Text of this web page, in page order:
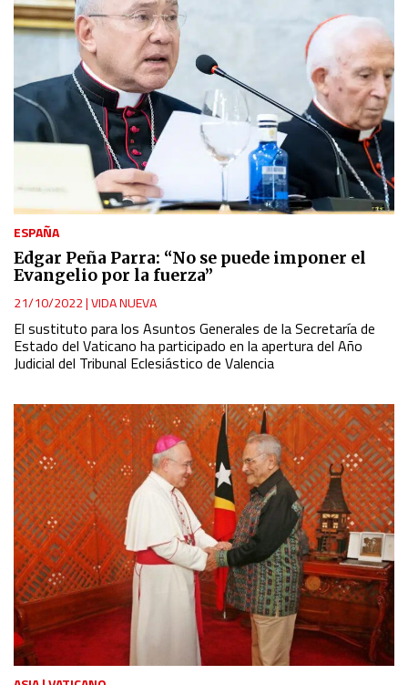
ESPAÑA
Edgar Peña Parra: “No se puede imponer el
Evangelio por la fuerza”
21/10/2022|VIDA NUEVA
El sustituto para los Asuntos Generales de la Secretaría de
Estado del Vaticano ha participado en la apertura del Año
Judicial del Tribunal Eclesiástico de Valencia